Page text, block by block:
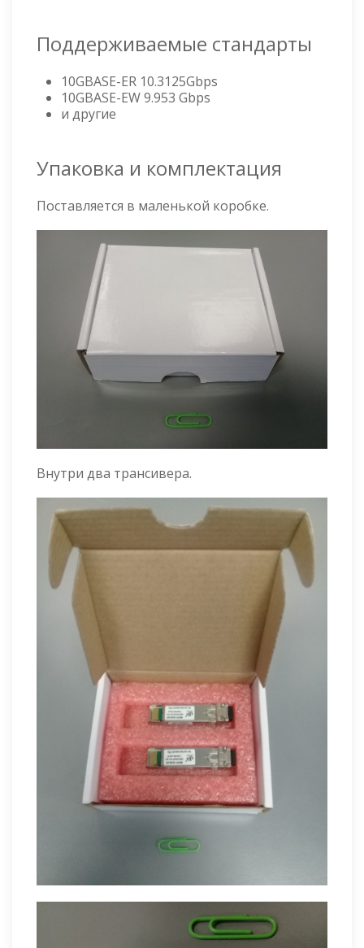
Поддерживаемые стандарты
10GBASE-ER 10.3125Gbps
10GBASE-EW 9.953 Gbps
и другие
Упаковка и комплектация
Поставляется в маленькой коробке.
Внутри два трансивера.